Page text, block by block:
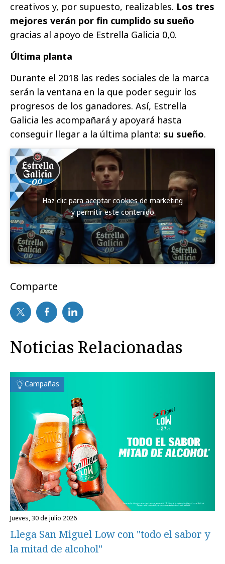
creativos y, por supuesto, realizables. Los tres
mejores verán por fin cumplido su sueño
gracias al apoyo de Estrella Galicia 0,0.
Última planta
Durante el 2018 las redes sociales de la marca
serán la ventana en la que poder seguir los
progresos de los ganadores. Así, Estrella
Galicia les acompañará y apoyará hasta
conseguir llegar a la última planta: su sueño.
Haz clic para aceptar cookies de marketing
y permitir este contenido
Comparte
Noticias Relacionadas
Campañas
jueves, 30 de julio 2026
Llega San Miguel Low con "todo el sabor y
la mitad de alcohol"